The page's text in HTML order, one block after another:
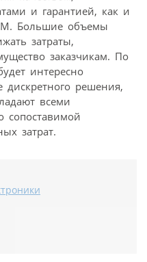
и гарантией, как и
Большие объемы
затраты,
заказчикам. По
интересно
дискретного решения,
всеми
сопоставимой
затрат.